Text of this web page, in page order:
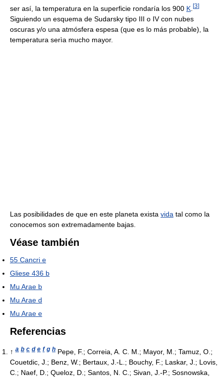
ser así, la temperatura en la superficie rondaría los 900 K [3]
Siguiendo un esquema de Sudarsky tipo III o IV con nubes
oscuras y/o una atmósfera espesa (que es lo más probable), la
temperatura serìa mucho mayor.
Las posibilidades de que en este planeta exista vida tal como la
conocemos son extremadamente bajas.
Véase también
55 Cancri e
Gliese 436 b
Mu Arae b
Mu Arae d
Mu Arae e
Referencias
↑ a b c d e f g h Pepe, F.; Correia, A. C. M.; Mayor, M.; Tamuz, O.;
Couetdic, J.; Benz, W.; Bertaux, J.-L.; Bouchy, F.; Laskar, J.; Lovis,
C.; Naef, D.; Queloz, D.; Santos, N. C.; Sivan, J.-P.; Sosnowska,